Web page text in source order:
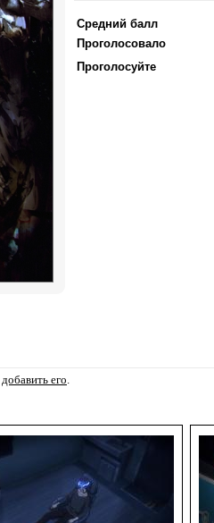
Средний балл
Проголосовало
Проголосуйте
добавить его.